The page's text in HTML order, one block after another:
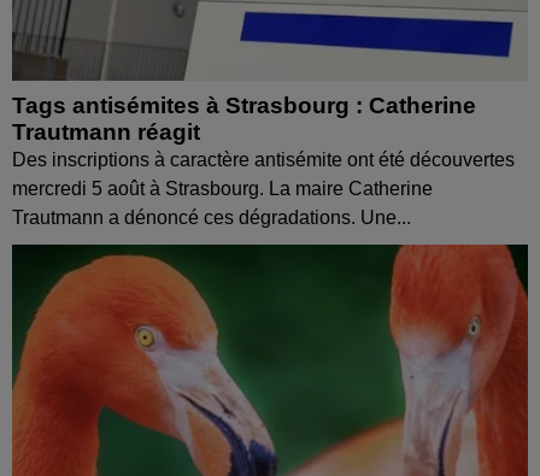
Tags antisémites à Strasbourg : Catherine
Trautmann réagit
Des inscriptions à caractère antisémite ont été découvertes
mercredi 5 août à Strasbourg. La maire Catherine
Trautmann a dénoncé ces dégradations. Une...